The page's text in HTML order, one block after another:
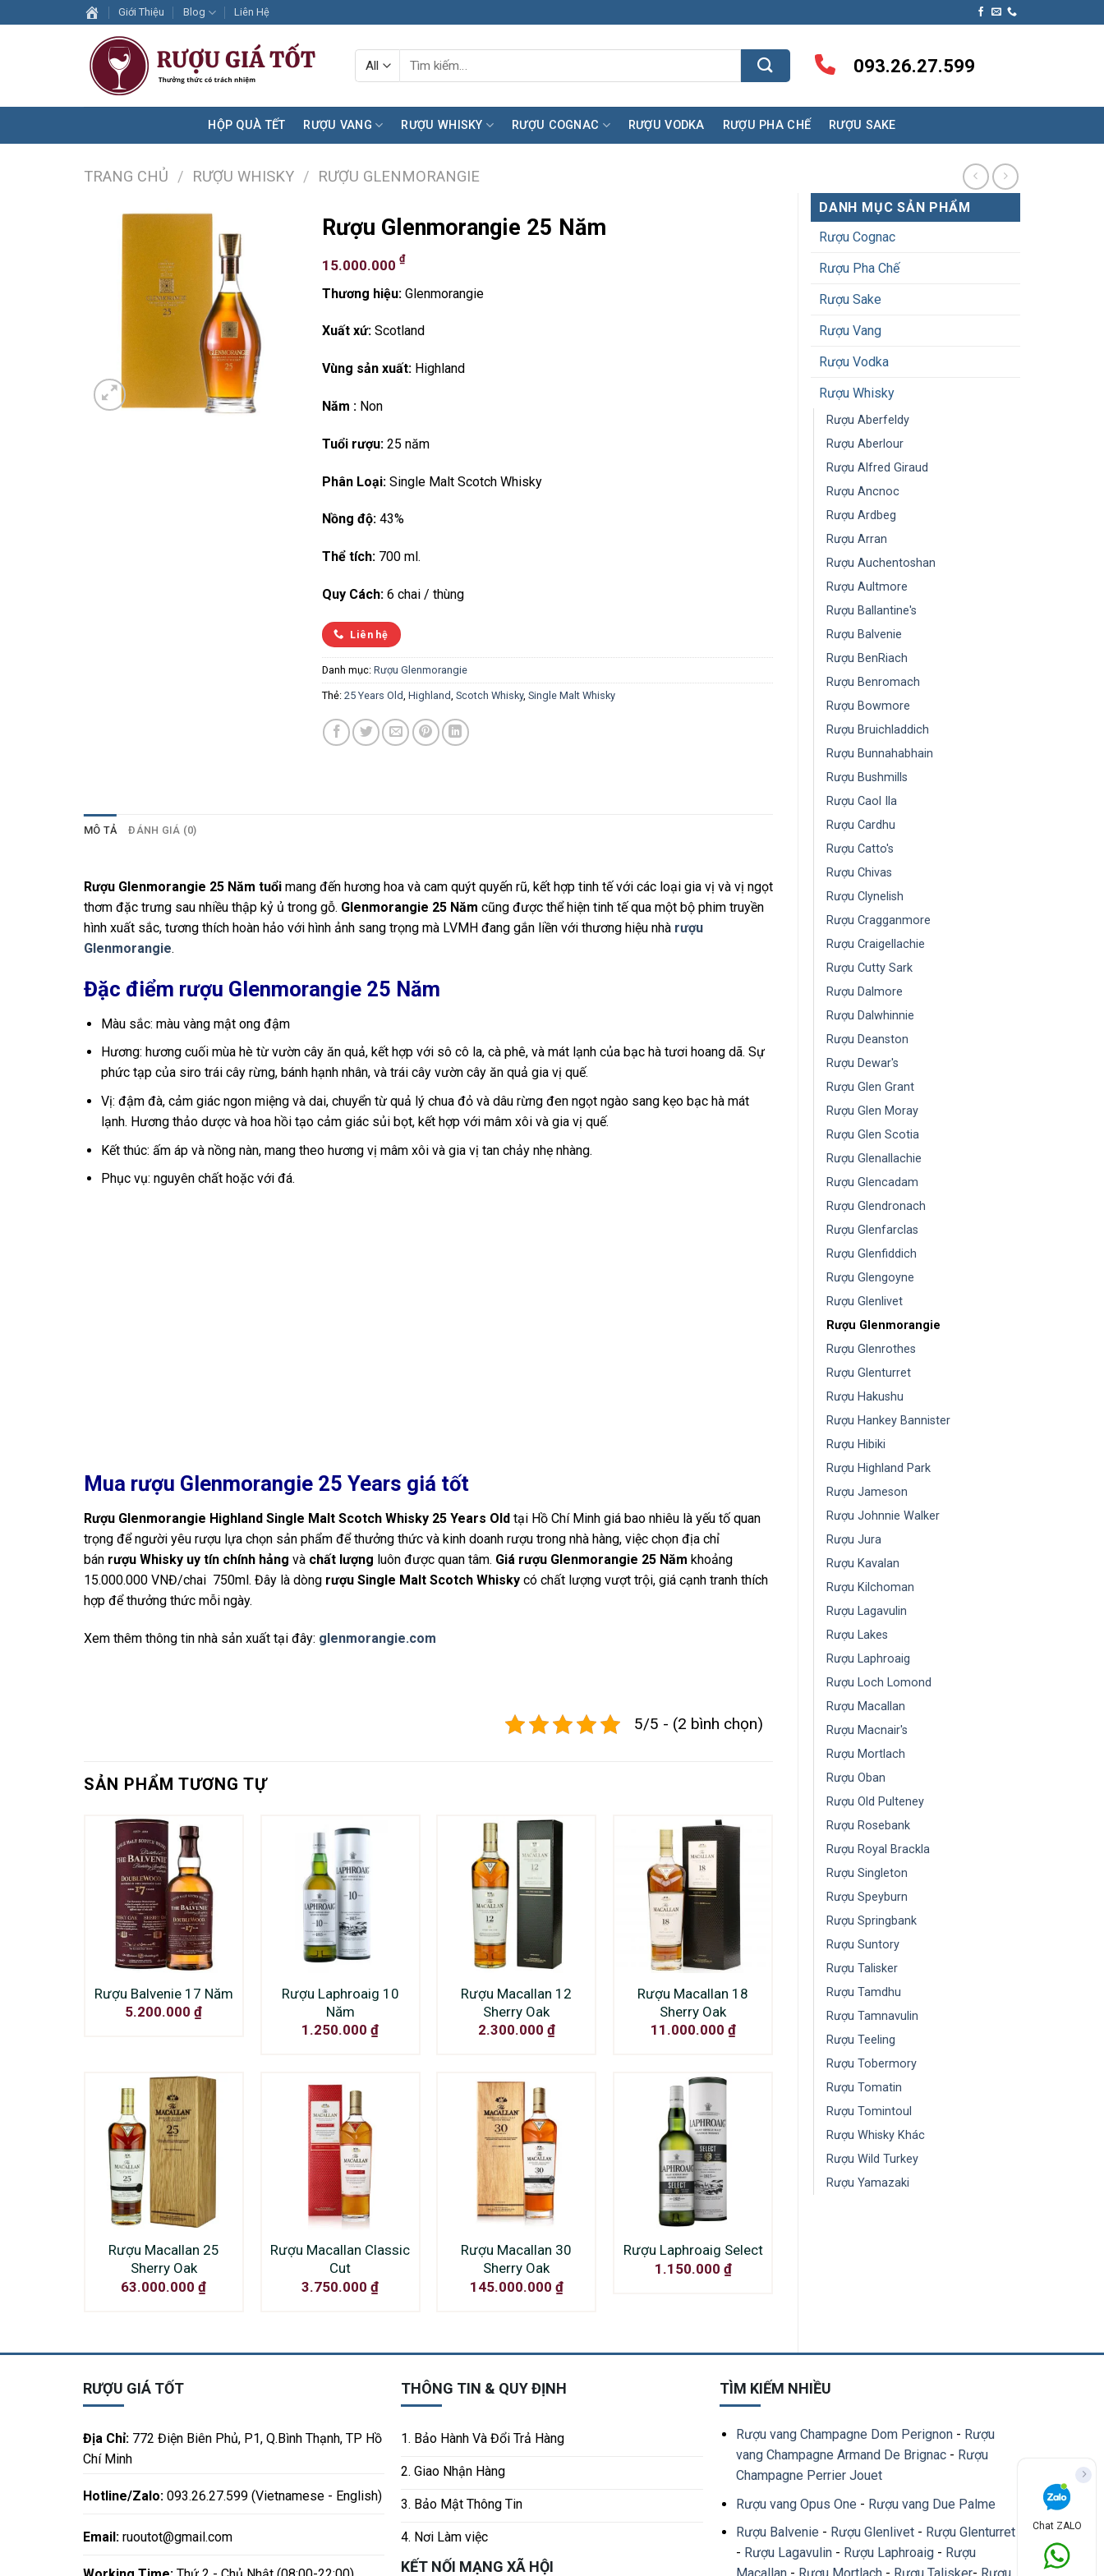
to
Giới Thiệu Blog Liên Hệ
Tìm
093.26.27.599
HỘP QUÀ TẾT RƯỢU VANG RƯỢU WHISKY RƯỢU COGNAC RƯỢU VODKA RƯỢU PHA CHẾ RƯỢU SAKE
TRANG CHỦ / RƯỢU WHISKY / RƯỢU GLENMORANGIE
DANH MỤC SẢN PHẨM
Rượu Cognac
Rượu Pha Chế
Rượu Sake
Rượu Vang
Rượu Vodka
Rượu Whisky
Rượu Aberfeldy
Rượu Aberlour
Rượu Alfred Giraud
Rượu Ancnoc
Rượu Ardbeg
Rượu Arran
Rượu Auchentoshan
Rượu Aultmore
Rượu Ballantine's
Rượu Balvenie
Rượu BenRiach
Rượu Benromach
Rượu Bowmore
Rượu Bruichladdich
Rượu Bunnahabhain
Rượu Bushmills
Rượu Caol Ila
Rượu Cardhu
Rượu Catto's
Rượu Chivas
Rượu Clynelish
Rượu Cragganmore
Rượu Craigellachie
Rượu Cutty Sark
Rượu Dalmore
Rượu Dalwhinnie
Rượu Deanston
Rượu Dewar's
Rượu Glen Grant
Rượu Glen Moray
Rượu Glen Scotia
Rượu Glenallachie
Rượu Glencadam
Rượu Glendronach
Rượu Glenfarclas
Rượu Glenfiddich
Rượu Glengoyne
Rượu Glenlivet
Rượu Glenmorangie
Rượu Glenrothes
Rượu Glenturret
Rượu Hakushu
Rượu Hankey Bannister
Rượu Hibiki
Rượu Highland Park
Rượu Jameson
Rượu Johnnie Walker
Rượu Jura
Rượu Kavalan
Rượu Kilchoman
Rượu Lagavulin
Rượu Lakes
Rượu Laphroaig
Rượu Loch Lomond
Rượu Macallan
Rượu Macnair's
Rượu Mortlach
Rượu Oban
Rượu Old Pulteney
Rượu Rosebank
Rượu Royal Brackla
Rượu Singleton
Rượu Speyburn
Rượu Springbank
Rượu Suntory
Rượu Talisker
Rượu Tamdhu
Rượu Tamnavulin
Rượu Teeling
Rượu Tobermory
Rượu Tomatin
Rượu Tomintoul
Rượu Whisky Khác
Rượu Wild Turkey
Rượu Yamazaki
Rượu Glenmorangie 25 Năm
15.000.000 ₫
Thương hiệu:Glenmorangie
Xuất xứ:Scotland
Vùng sản xuất:Highland
Năm :Non
Tuổi rượu:25 năm
Phân Loại:Single Malt Scotch Whisky
Nồng độ:43%
Thể tích:700 ml.
Quy Cách:6 chai / thùng
Liên hệ
Danh mục: Rượu Glenmorangie
Thẻ: 25 Years Old, Highland, Scotch Whisky, Single Malt Whisky
MÔ TẢ ĐÁNH GIÁ (0)
Rượu Glenmorangie 25 Năm tuổi mang đến hương hoa và cam quýt quyến rũ, kết hợp tinh tế với các loại gia vị và vị ngọt
thơm đặc trưng sau nhiều thập kỷ ủ trong gỗ. Glenmorangie 25 Năm cũng được thể hiện tinh tế qua một bộ phim truyền
hình xuất sắc, tương thích hoàn hảo với hình ảnh sang trọng mà LVMH đang gắn liền với thương hiệu nhà rượu
Glenmorangie.
Đặc điểm rượu Glenmorangie 25 Năm
Màu sắc: màu vàng mật ong đậm
Hương: hương cuối mùa hè từ vườn cây ăn quả, kết hợp với sô cô la, cà phê, và mát lạnh của bạc hà tươi hoang dã. Sự
phức tạp của siro trái cây rừng, bánh hạnh nhân, và trái cây vườn cây ăn quả gia vị quế.
Vị: đậm đà, cảm giác ngon miệng và dai, chuyển từ quả lý chua đỏ và dâu rừng đen ngọt ngào sang kẹo bạc hà mát
lạnh. Hương thảo dược và hoa hồi tạo cảm giác sủi bọt, kết hợp với mâm xôi và gia vị quế.
Kết thúc: ấm áp và nồng nàn, mang theo hương vị mâm xôi và gia vị tan chảy nhẹ nhàng.
Phục vụ: nguyên chất hoặc với đá.
Mua rượu Glenmorangie 25 Years giá tốt
Rượu Glenmorangie Highland Single Malt Scotch Whisky 25 Years Old tại Hồ Chí Minh giá bao nhiêu là yếu tố quan
trọng để người yêu rượu lựa chọn sản phẩm để thưởng thức và kinh doanh rượu trong nhà hàng, việc chọn địa chỉ
bán rượu Whisky uy tín chính hảng và chất lượng luôn được quan tâm. Giá rượu Glenmorangie 25 Năm khoảng
15.000.000 VNĐ/chai 750ml. Đây là dòng rượu Single Malt Scotch Whisky có chất lượng vượt trội, giá cạnh tranh thích
hợp để thưởng thức mỗi ngày.
Xem thêm thông tin nhà sản xuất tại đây: glenmorangie.com
5/5 - (2 bình chọn)
SẢN PHẨM TƯƠNG TỰ
Rượu Balvenie 17 Năm
5.200.000₫
Rượu Laphroaig 10
Năm
1.250.000₫
Rượu Macallan 12
Sherry Oak
2.300.000 ₫
Rượu Macallan 18
Sherry Oak
11.000.000 ₫
Rượu Macallan 25
Sherry Oak
63.000.000₫
Rượu Macallan Classic
Cut
3.750.000₫
Rượu Macallan 30
Sherry Oak
145.000.000 ₫
Rượu Laphroaig Select
1.150.000 ₫
RƯỢU GIÁ TỐT
Địa Chỉ:772 Điện Biên Phủ, P1, Q.Bình Thạnh, TP Hồ
Chí Minh
Hotline/Zalo:093.26.27.599 (Vietnamese - English)
Email: ruoutot@gmail.com
THÔNG TIN & QUY ĐỊNH
1. Bảo Hành Và Đổi Trả Hàng
2. Giao Nhận Hàng
3. Bảo Mật Thông Tin
4. Nơi Làm việc
KẾT NỐI MẠNG XÃ HỘI
TÌM KIẾM NHIỀU
Rượu vang Champagne Dom Perignon - Rượu
vang Champagne Armand De Brignac - Rượu
Champagne Perrier Jouet
Rượu vang Opus One - Rượu vang Due Palme
Rượu Balvenie - Rượu Glenlivet - Rượu Glenturret
- Rượu Lagavulin - Rượu Laphroaig - Rượu
Chat ZALO